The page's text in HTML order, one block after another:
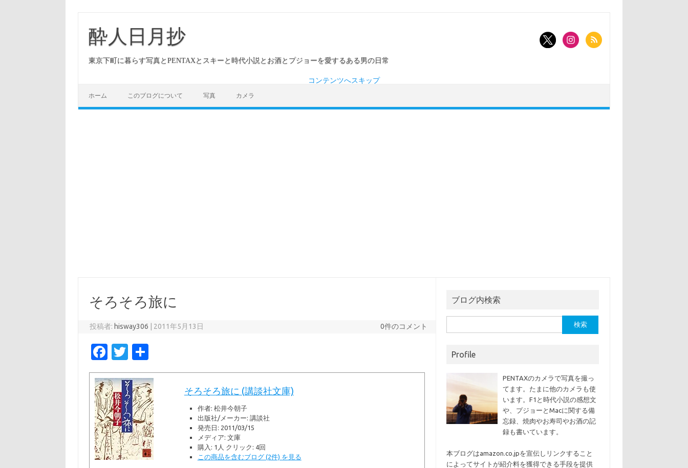
酔人日月抄
東京下町に暮らす写真とPENTAXとスキーと時代小説とお酒とプジョーを愛するある男の日常
コンテンツへスキップ
ホーム このブログについて 写真 カメラ
そろそろ旅に
投稿者: hisway306 2011年5月13日 0件のコメント
Fa
c
e
b
o
o
k
T
w
it
te
r
有
そろそろ旅に (講談社文庫)
作者: 松井今朝子
出版社/メーカー: 講談社
発売日: 2011/03/15
メディア: 文庫
購入 : 1人 クリック : 4回
この商品を含むブログ (2件) を見る
ブログ内検索
索:
Profile
PENTAXのカメラで写真を撮っ
てます。たまに他のカメラも使
います。F1と時代小説の感想文
や、プジョーとMacに関する備
忘録、焼肉やお寿司やお酒の記
録も書いています。
本ブログはamazon.co.jpを宣伝しリンクすること
によってサイトが紹介料を獲得できる手段を提供